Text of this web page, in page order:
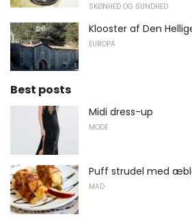
SKØNHED OG SUNDHED
Klooster af Den
EUROPA
Best posts
Midi dress-up
MODE
Puff strudel med
MAD